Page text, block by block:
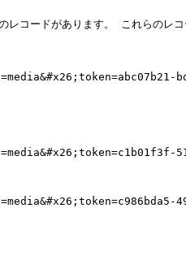
コードがあります。 これらのレ